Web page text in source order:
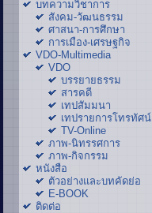
บทความวิชาการ
สังคม-วัฒนธรรม
ศาสนา-การศึกษา
การเมือง-เศรษฐกิจ
VDO-Multimedia
VDO
บรรยายธรรม
สารคดี
เทปสัมมนา
เทปรายการโทรทัศน์
TV-Online
ภาพ-นิทรรศการ
ภาพ-กิจกรรม
หนังสือ
ตัวอย่างและบทคัดย่อ
E-BOOK
ติดต่อ